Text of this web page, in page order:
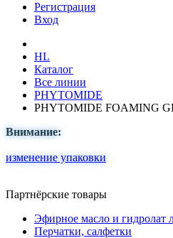
Регистрация
Вход
HL
Каталог
Все линии
PHYTOMIDE
PHYTOMIDE FOAMING
Внимание:
изменение упаковки
Партнёрские товары
Эфирное масло и гидролат
Перчатки, салфетки